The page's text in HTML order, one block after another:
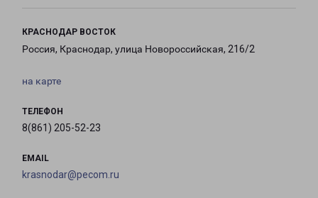
КРАСНОДАР ВОСТОК
Россия, Краснодар, улица Новороссийская, 216/2
на карте
ТЕЛЕФОН
8(861) 205-52-23
EMAIL
krasnodar@pecom.ru